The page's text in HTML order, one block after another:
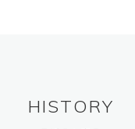
HISTORY